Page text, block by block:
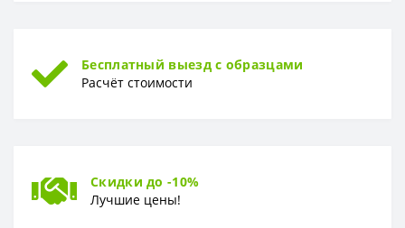
Форма
Бесплатный выезд с образцами
Расчёт стоимости
Скидки до -10%
Лучшие цены!